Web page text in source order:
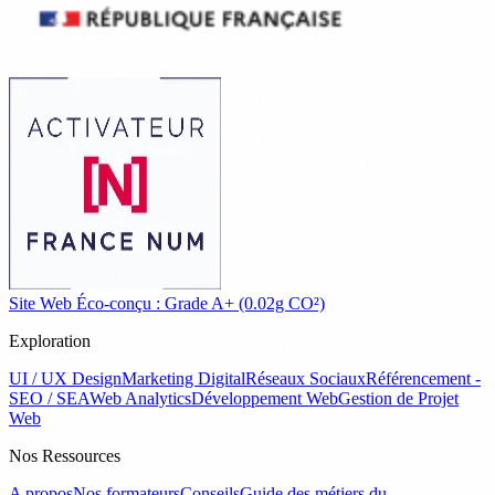
Site Web Éco-conçu : Grade A+ (0.02g CO²)
Exploration
UI / UX DesignMarketing DigitalRéseaux SociauxRéférencement -
SEO / SEAWeb AnalyticsDéveloppement WebGestion de Projet
Web
Nos Ressources